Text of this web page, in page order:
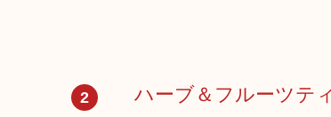
2 ハーブ＆フルーツテ